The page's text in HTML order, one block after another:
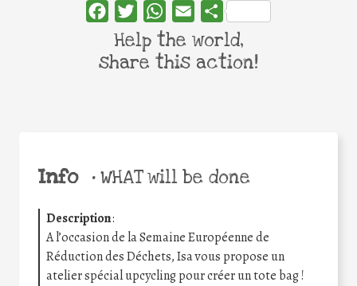
Info •WHAT will be done
Description:
A l’occasion de la Semaine Européenne de
Réduction des Déchets, Isa vous propose un
atelier spécial upcycling pour créer un tote bag !
FacebookTwitterWhatsApp
Email Share
Help the world,
share this action!